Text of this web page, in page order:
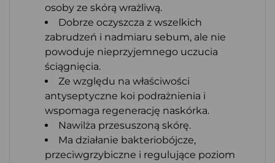
osoby ze skórą wrażliwą.
Dobrze oczyszcza z wszelkich
zabrudzeń i nadmiaru sebum, ale nie
powoduje nieprzyjemnego uczucia
ściągnięcia.
Ze względu na właściwości
antyseptyczne koi podrażnienia i
wspomaga regenerację naskórka.
Nawilża przesuszoną skórę.
Ma działanie bakteriobójcze,
przeciwgrzybiczne i regulujące poziom